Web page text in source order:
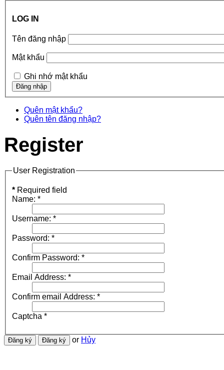
LOG IN
Tên đăng nhập
Mật khẩu
Ghi nhớ mật khẩu
Quên mật khẩu?
Quên tên đăng nhập?
Register
User Registration
* Required field
Name: *
Username: *
Password: *
Confirm Password: *
Email Address: *
Confirm email Address: *
Captcha *
or Hủy